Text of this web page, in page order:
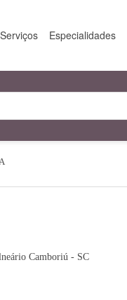
Especialidades
Camboriú - SC